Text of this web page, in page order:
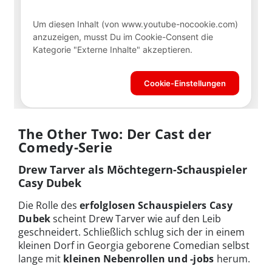
The Other Two: Der Cast der
Comedy-Serie
Drew Tarver als Möchtegern-Schauspieler
Casy Dubek
Die Rolle des erfolglosen Schauspielers Casy
Dubekscheint Drew Tarver wie auf den Leib
geschneidert. Schließlich schlug sich der in einem
kleinen Dorf in Georgia geborene Comedian selbst
lange mit kleinen Nebenrollen und -jobs herum.